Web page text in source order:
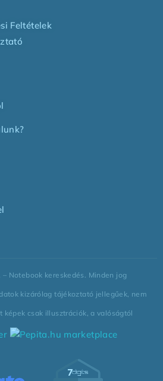
Feltételek
Notebook kereskedés. Minden jog
kizárólag tájékoztató jellegűek, nem
csak illusztrációk, a valóságtól
marketplace